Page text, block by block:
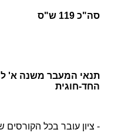
סה"כ 119 ש"ס
תנאי המעבר משנה א'
החד-חוגית
- ציון עובר בכל